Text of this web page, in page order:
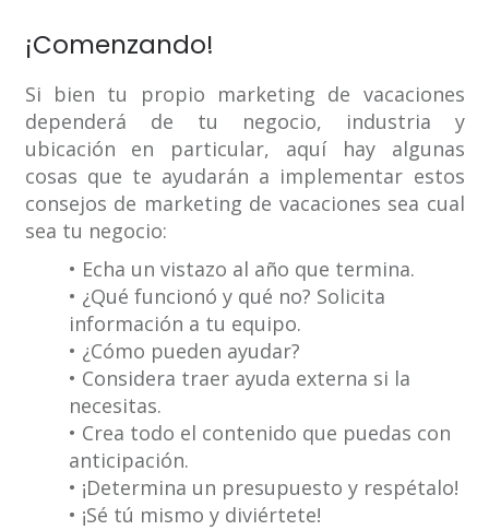
¡Comenzando!
Si bien tu propio marketing de vacaciones
dependerá de tu negocio, industria y
ubicación en particular, aquí hay algunas
cosas que te ayudarán a implementar estos
consejos de marketing de vacaciones sea cual
sea tu negocio:
• Echa un vistazo al año que termina.
• ¿Qué funcionó y qué no? Solicita
información a tu equipo.
• ¿Cómo pueden ayudar?
• Considera traer ayuda externa si la
necesitas.
• Crea todo el contenido que puedas con
anticipación.
• ¡Determina un presupuesto y respétalo!
• ¡Sé tú mismo y diviértete!